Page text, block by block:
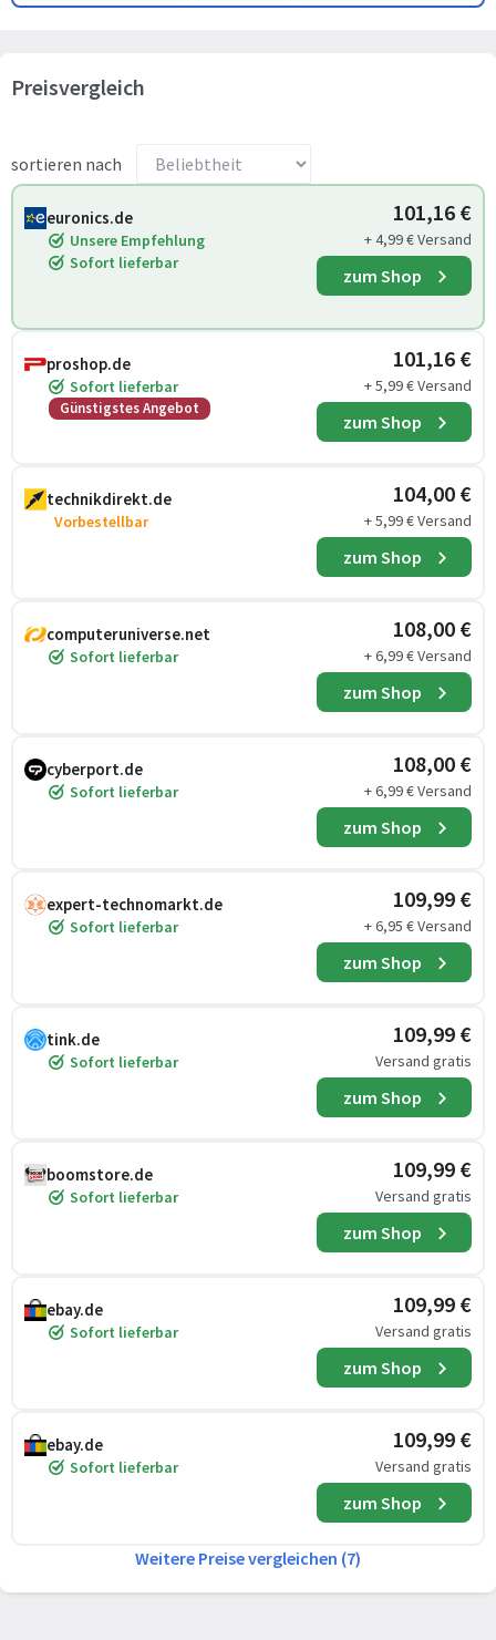
Preisvergleich
sortieren nach
euronics.de
Unsere Empfehlung
Sofort lieferbar
101,16 €
+ 4,99 € Versand
zum Shop
proshop.de
Sofort lieferbar
Günstigstes Angebot
101,16 €
+ 5,99 € Versand
zum Shop
technikdirekt.de
Vorbestellbar
104,00 €
+ 5,99 € Versand
zum Shop
computeruniverse.net
Sofort lieferbar
108,00 €
+ 6,99 € Versand
zum Shop
cyberport.de
Sofort lieferbar
108,00 €
+ 6,99 € Versand
zum Shop
expert-technomarkt.de
Sofort lieferbar
109,99 €
+ 6,95 € Versand
zum Shop
tink.de
Sofort lieferbar
109,99 €
Versand gratis
zum Shop
boomstore.de
Sofort lieferbar
109,99 €
Versand gratis
zum Shop
ebay.de
Sofort lieferbar
109,99 €
Versand gratis
zum Shop
ebay.de
Sofort lieferbar
109,99 €
Versand gratis
zum Shop
Weitere Preise vergleichen (7)